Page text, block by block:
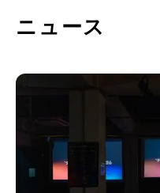
ニュース